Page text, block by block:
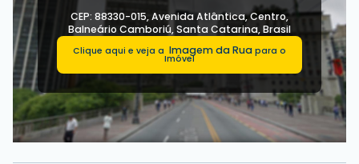
Rua 3704, 88330-212, Centro, Balneário Camboriú, Santa
Catarina, Brasil
CEP: 88330-015,Avenida Atlântica,Centro,
Balneário Camboriú,Santa Catarina,Brasil
Clique aqui e veja a Imagem da Rua para o
Imóvel